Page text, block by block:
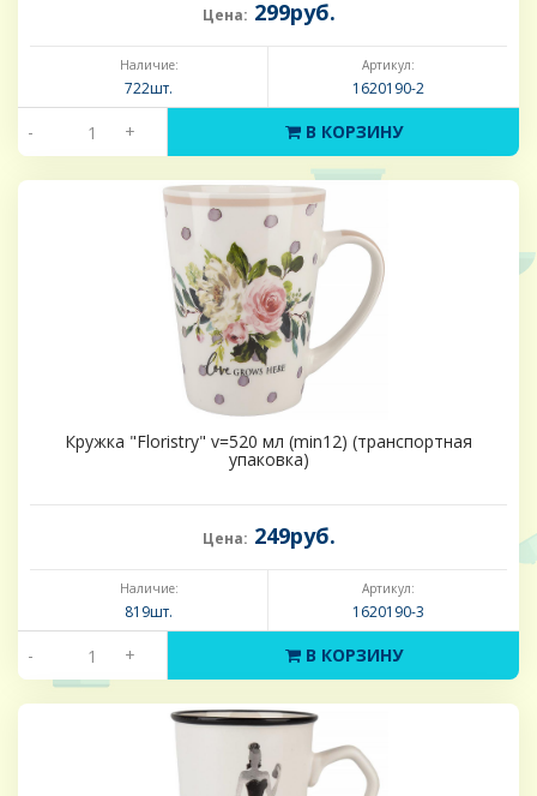
Цена: 299руб.
Наличие:
722шт.
Артикул:
1620190-2
- + В КОРЗИНУ
Кружка "Floristry" v=520 мл (min12) (транспортная
упаковка)
Цена: 249руб.
Наличие:
819шт.
Артикул:
1620190-3
- + В КОРЗИНУ